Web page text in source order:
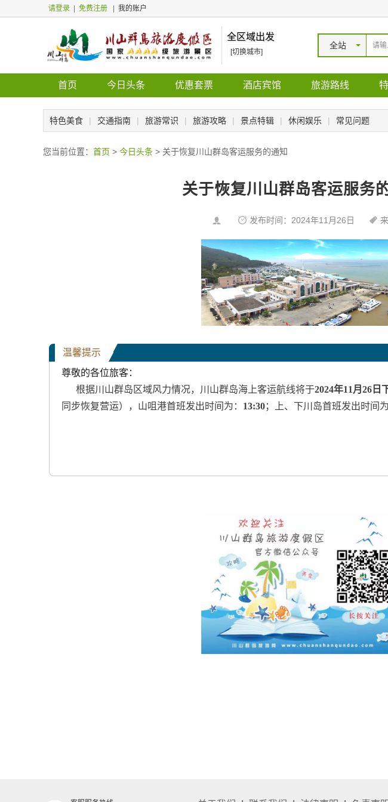
请登录 免费注册 我的账户
全区域出发
[切换城市]
全站
首页 今日头条 优惠套票 酒店宾馆 旅游路线
特色美食 | 交通指南 | 旅游常识 | 旅游攻略 | 景点特辑 | 休闲娱乐 | 常见问题
您当前位置： 首页 > 今日头条 > 关于恢复川山群岛客运服务的通知
关于恢复川山群岛客运服务
发布时间：2024年11月26日
温馨提示
尊敬的各位旅客：
根据川山群岛区域风力情况，川山群岛海上客运航线将于2024年11月26日
同步恢复营运），山咀港首班发出时间为： 13:30；上、下川岛首班发出时间为